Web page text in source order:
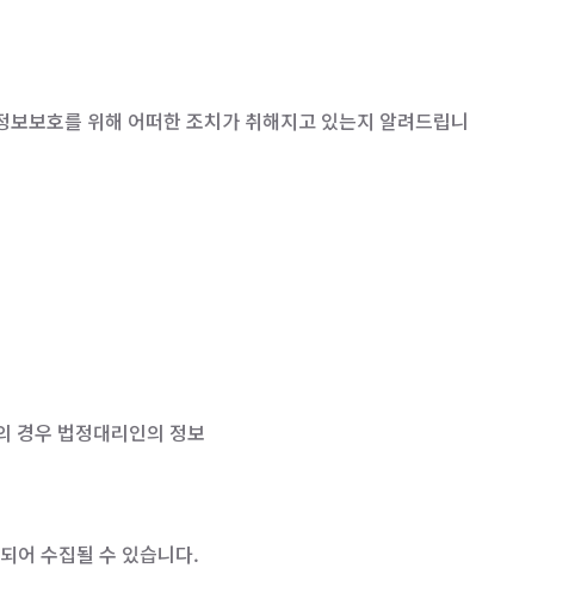
보호를 위해 어떠한 조치가 취해지고 있는지 알려드립니
경우 법정대리인의 정보
어 수집될 수 있습니다.